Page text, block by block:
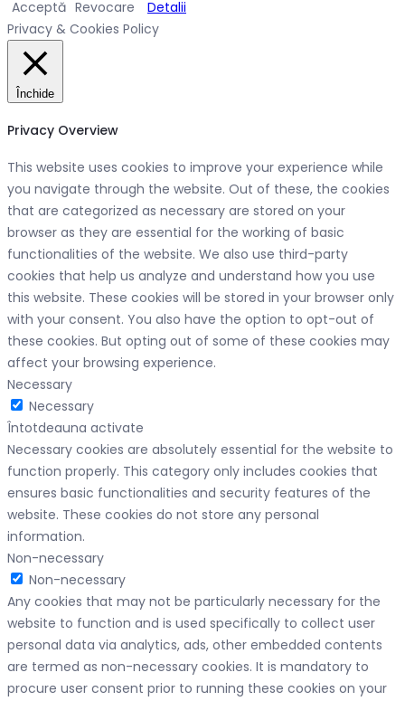
Acceptă Revocare
Detalii
Privacy & Cookies Policy
Închide
Privacy Overview
This website uses cookies to improve your experience while
you navigate through the website. Out of these, the cookies
that are categorized as necessary are stored on your
browser as they are essential for the working of basic
functionalities of the website. We also use third-party
cookies that help us analyze and understand how you use
this website. These cookies will be stored in your browser only
with your consent. You also have the option to opt-out of
these cookies. But opting out of some of these cookies may
affect your browsing experience.
Necessary
Necessary
Întotdeauna activate
Necessary cookies are absolutely essential for the website to
function properly. This category only includes cookies that
ensures basic functionalities and security features of the
website. These cookies do not store any personal
information.
Non-necessary
Non-necessary
Any cookies that may not be particularly necessary for the
website to function and is used specifically to collect user
personal data via analytics, ads, other embedded contents
are termed as non-necessary cookies. It is mandatory to
procure user consent prior to running these cookies on your